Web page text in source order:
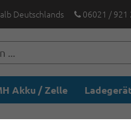
Deutschlands 06021 / 921
Akku / Zelle